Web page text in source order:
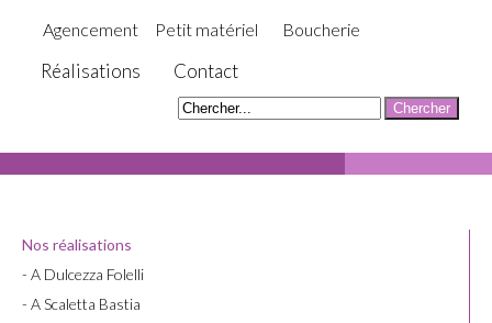
Agencement
Petit matériel Boucherie
Réalisations Contact
Nos réalisations
- A Dulcezza Folelli
- A Scaletta Bastia